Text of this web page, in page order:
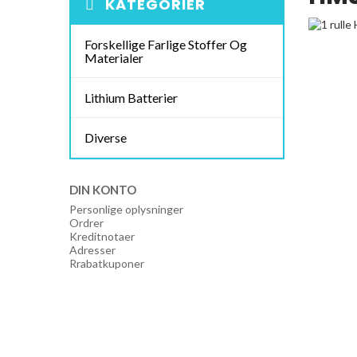
KATEGORIER
Forskellige Farlige Stoffer Og
Materialer
Lithium Batterier
Diverse
DIN KONTO
Personlige oplysninger
Ordrer
Kreditnotaer
Adresser
Rrabatkuponer